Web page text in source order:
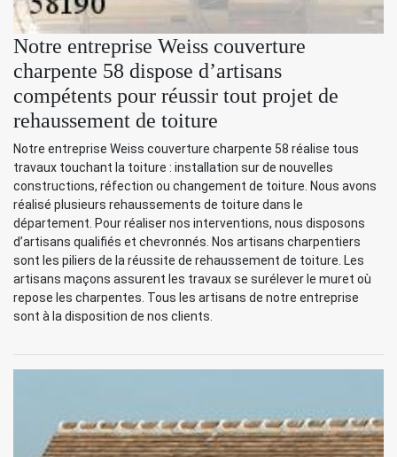
Notre entreprise Weiss couverture
charpente 58 dispose d’artisans
compétents pour réussir tout projet de
rehaussement de toiture
Notre entreprise Weiss couverture charpente 58 réalise tous
travaux touchant la toiture : installation sur de nouvelles
constructions, réfection ou changement de toiture. Nous avons
réalisé plusieurs rehaussements de toiture dans le
département. Pour réaliser nos interventions, nous disposons
d’artisans qualifiés et chevronnés. Nos artisans charpentiers
sont les piliers de la réussite de rehaussement de toiture. Les
artisans maçons assurent les travaux se surélever le muret où
repose les charpentes. Tous les artisans de notre entreprise
sont à la disposition de nos clients.